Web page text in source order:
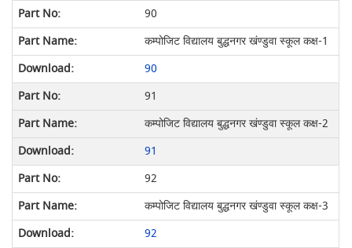
90
कम्पोजिट विद्यालय बुद्धनगर खंण्डुवा स्कूल कक्ष-1
90
91
कम्पोजिट विद्यालय बुद्धनगर खंण्डुवा स्कूल कक्ष-2
91
92
कम्पोजिट विद्यालय बुद्धनगर खंण्डुवा स्कूल कक्ष-3
92